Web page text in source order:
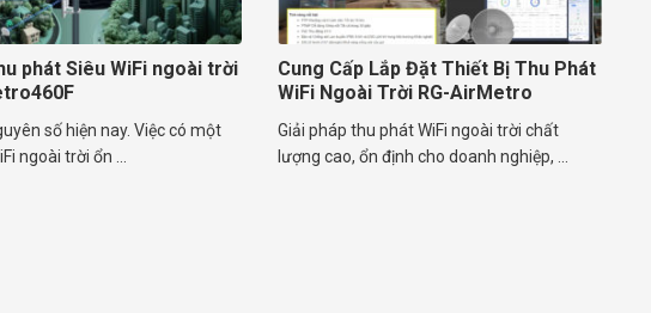
phát Siêu WiFi ngoài trời
số hiện nay. Việc có một
ngoài trời ổn ...
Cung Cấp Lắp Đặt Thiết Bị Thu Phát
WiFi Ngoài Trời RG-AirMetro
Giải pháp thu phát WiFi ngoài trời chất
lượng cao, ổn định cho doanh nghiệp, ...